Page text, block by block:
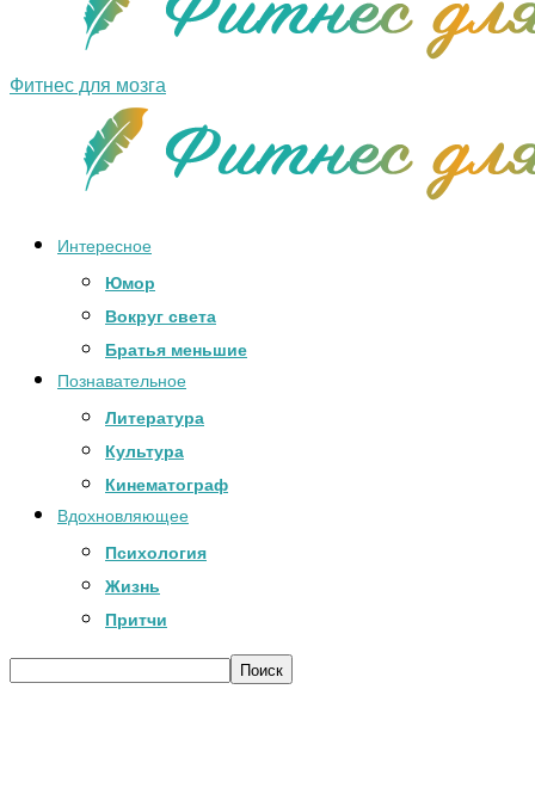
Фитнес для мозга
Интересное
Юмор
Вокруг света
Братья меньшие
Познавательное
Литература
Культура
Кинематограф
Вдохновляющее
Психология
Жизнь
Притчи